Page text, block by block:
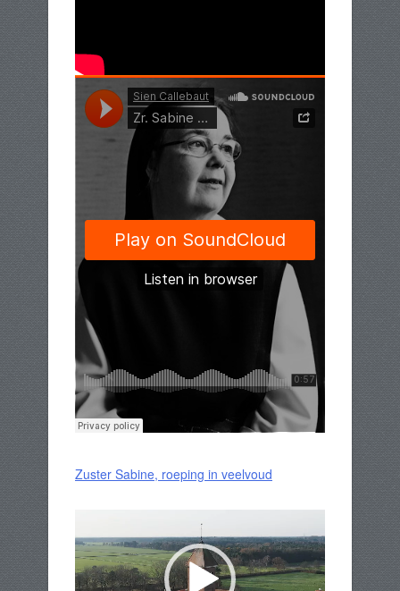
Zuster Sabine, roeping in veelvoud